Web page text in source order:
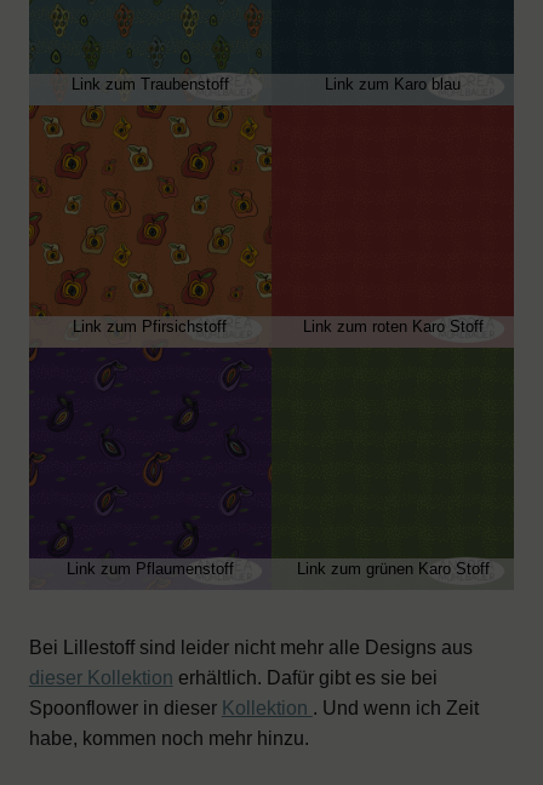
Link zum Traubenstoff Link zum Karo blau
Link zum Pfirsichstoff Link zum roten Karo Stoff
Link zum Pflaumenstoff Link zum grünen Karo Stoff
Bei Lillestoff sind leider nicht mehr alle Designs aus
dieser Kollektion erhältlich. Dafür gibt es sie bei
Spoonflower in dieser Kollektion . Und wenn ich Zeit
habe, kommen noch mehr hinzu.